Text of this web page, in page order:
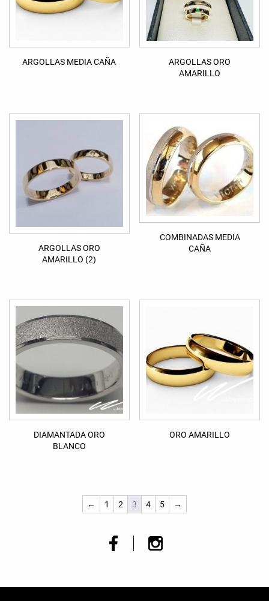
ARGOLLAS MEDIA CAÑA
ARGOLLAS ORO
AMARILLO
ARGOLLAS ORO
AMARILLO (2)
COMBINADAS MEDIA
CAÑA
DIAMANTADA ORO
BLANCO
ORO AMARILLO
← 1 2 3 4 5 →